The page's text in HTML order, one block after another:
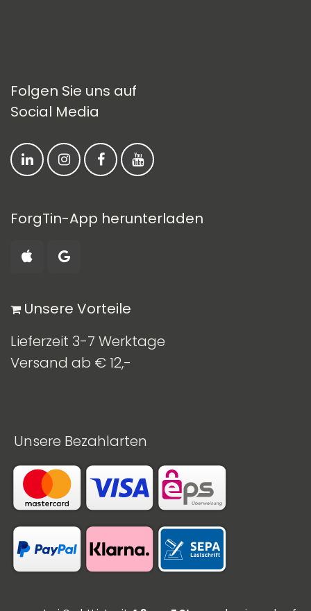
Folgen Sie uns auf
Social Media
ForgTin-App herunterladen
​ Unsere Vorteile
Lieferzeit 3-7 Werktage
Versand ab € 12,-
Unsere Bezahlarten